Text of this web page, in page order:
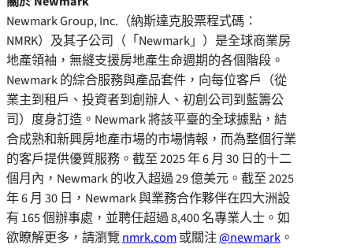
Newmark Group, Inc.（納斯達克股票程式碼：
NMRK）及其子公司（「Newmark」）是全球商業房
地產領袖，無縫支援房地產生命週期的各個階段。
Newmark 的綜合服務與產品套件，向每位客戶（從
業主到租戶、投資者到創辦人、初創公司到藍籌公
司）度身訂造。Newmark 將該平臺的全球據點，結
合成熟和新興房地產市場的市場情報，而為整個行業
的客戶提供優質服務。截至 2025 年 6 月 30 日的十二
個月內，Newmark 的收入超過 29 億美元。截至 2025
年 6 月 30 日，Newmark 與業務合作夥伴在四大洲設
有 165 個辦事處，並聘任超過 8,400 名專業人士。如
欲瞭解更多，請瀏覽nmrk.com或關注@newmark 。